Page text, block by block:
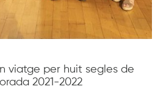
viatge per huit segles de
2021-2022